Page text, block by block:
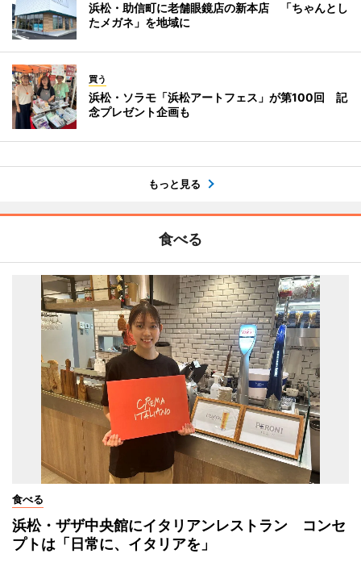
浜松・助信町に老舗眼鏡店の新本店 「ちゃんとし
たメガネ」を地域に
買う
浜松・ソラモ「浜松アートフェス」が第100回 記
念プレゼント企画も
もっと見る
食べる
食べる
浜松・ザザ中央館にイタリアンレストラン コンセ
プトは「日常に、イタリアを」